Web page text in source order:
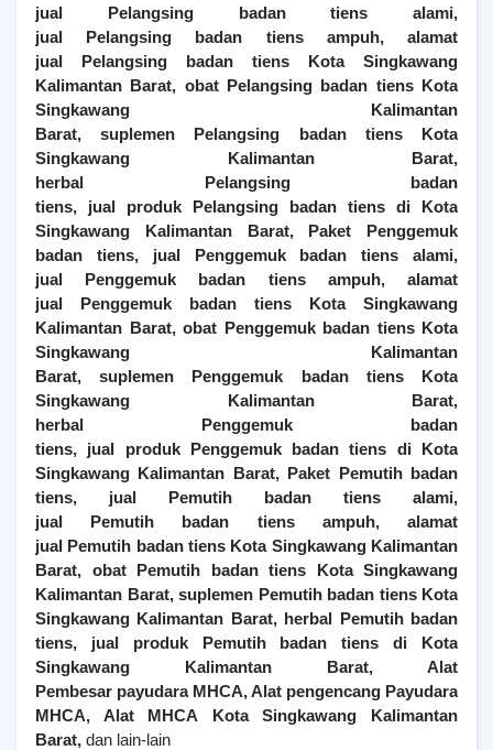
jual Pelangsingbadan tiens alami,
jual Pelangsing badan tiens ampuh, alamat
jual Pelangsing badan tiens Kota Singkawang
Kalimantan Barat, obat Pelangsing badan tiens Kota
Singkawang Kalimantan
Barat, suplemen Pelangsing badan tiens Kota
Singkawang Kalimantan Barat,
herbal Pelangsingbadan
tiens, jual produk Pelangsing badan tiens di Kota
Singkawang Kalimantan Barat, Paket Penggemuk
badan tiens, jual Penggemukbadan tiens alami,
jual Penggemuk badan tiens ampuh, alamat
jual Penggemuk badan tiens Kota Singkawang
Kalimantan Barat, obat Penggemukbadan tiens Kota
Singkawang Kalimantan
Barat, suplemen Penggemuk badan tiens Kota
Singkawang Kalimantan Barat,
herbal Penggemuk badan
tiens, jual produk Penggemukbadan tiens di Kota
Singkawang Kalimantan Barat, Paket Pemutih badan
tiens, jual Pemutih badan tiens alami,
jual Pemutih badan tiens ampuh, alamat
jual Pemutih badan tiens Kota Singkawang Kalimantan
Barat, obat Pemutih badan tiens Kota Singkawang
Kalimantan Barat, suplemen Pemutihbadan tiens Kota
Singkawang Kalimantan Barat, herbal Pemutihbadan
tiens, jual produk Pemutihbadan tiens di Kota
Singkawang Kalimantan Barat, Alat
Pembesar payudara MHCA, Alat pengencang Payudara
MHCA, Alat MHCA Kota Singkawang Kalimantan
Barat, dan lain-lain